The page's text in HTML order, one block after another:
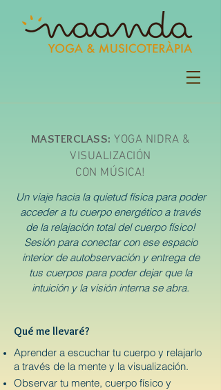
MASTERCLASS: YOGA NIDRA &
VISUALIZACIÓN
CON MÚSICA!
Un viaje hacia la quietud física para poder
acceder a tu cuerpo energético a través
de la relajación total del cuerpo físico!
Sesión para conectar con ese espacio
interior de autobservación y entrega de
tus cuerpos para poder dejar que la
intuición y la visión interna se abra.
Qué me llevaré?
Aprender a escuchar tu cuerpo y relajarlo
a través de la mente y la visualización.
Observar tu mente, cuerpo físico y